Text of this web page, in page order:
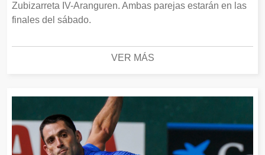
Zubizarreta IV-Aranguren. Ambas parejas estarán en las
finales del sábado.
VER MÁS